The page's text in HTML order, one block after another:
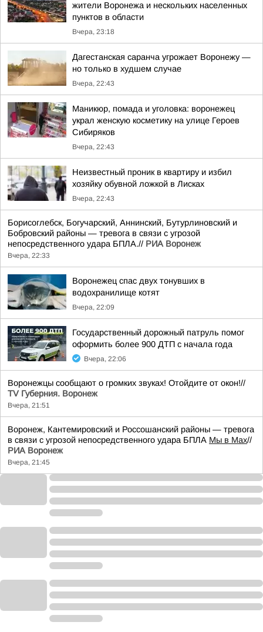
жители Воронежа и нескольких населенных
пунктов в области
Вчера, 23:18
Дагестанская саранча угрожает Воронежу —
но только в худшем случае
Вчера, 22:43
Маникюр, помада и уголовка: воронежец
украл женскую косметику на улице Героев
Сибиряков
Вчера, 22:43
Неизвестный проник в квартиру и избил
хозяйку обувной ложкой в Лисках
Вчера, 22:43
Борисоглебск, Богучарский, Аннинский, Бутурлиновский и
Бобровский районы — тревога в связи с угрозой
непосредственного удара БПЛА.// РИА Воронеж
Вчера, 22:33
Воронежец спас двух тонувших в
водохранилище котят
Вчера, 22:09
Государственный дорожный патруль помог
оформить более 900 ДТП с начала года
Вчера, 22:06
Воронежцы сообщают о громких звуках! Отойдите от окон!//
TV Губерния. Воронеж
Вчера, 21:51
Воронеж, Кантемировский и Россошанский районы — тревога
в связи с угрозой непосредственного удара БПЛА Мы в Мах//
РИА Воронеж
Вчера, 21:45